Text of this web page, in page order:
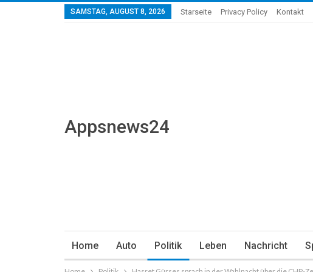
SAMSTAG, AUGUST 8, 2026 Starseite Privacy Policy Kontakt
Appsnews24
Home Auto Politik Leben Nachricht